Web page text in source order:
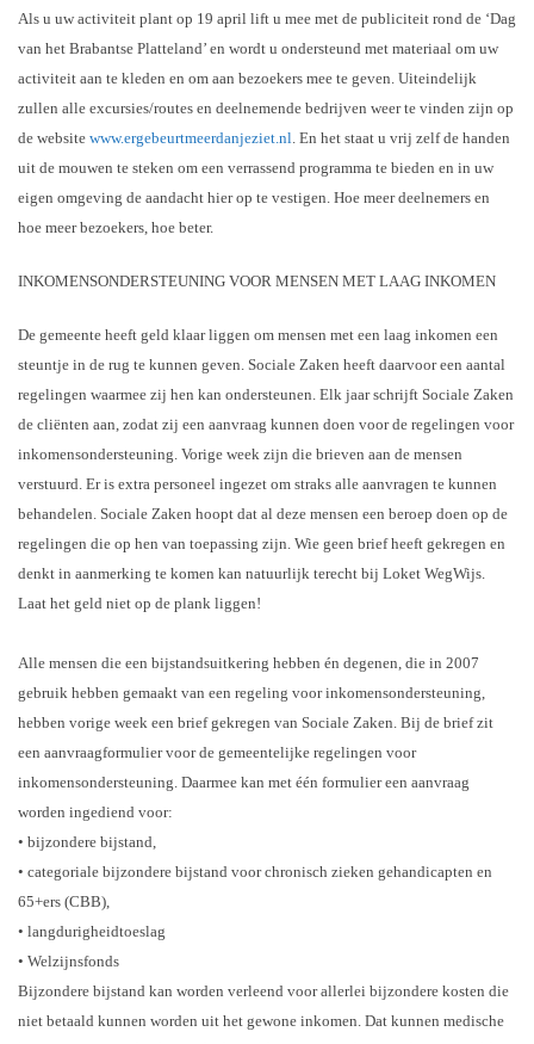
Als u uw activiteit plant op 19 april lift u mee met de publiciteit rond de ‘Dag
van het Brabantse Platteland’ en wordt u ondersteund met materiaal om uw
activiteit aan te kleden en om aan bezoekers mee te geven. Uiteindelijk
zullen alle excursies/routes en deelnemende bedrijven weer te vinden zijn op
de website www.ergebeurtmeerdanjeziet.nl. En het staat u vrij zelf de handen
uit de mouwen te steken om een verrassend programma te bieden en in uw
eigen omgeving de aandacht hier op te vestigen. Hoe meer deelnemers en
hoe meer bezoekers, hoe beter.
INKOMENSONDERSTEUNING VOOR MENSEN MET LAAG INKOMEN
De gemeente heeft geld klaar liggen om mensen met een laag inkomen een
steuntje in de rug te kunnen geven. Sociale Zaken heeft daarvoor een aantal
regelingen waarmee zij hen kan ondersteunen. Elk jaar schrijft Sociale Zaken
de cliënten aan, zodat zij een aanvraag kunnen doen voor de regelingen voor
inkomensondersteuning. Vorige week zijn die brieven aan de mensen
verstuurd. Er is extra personeel ingezet om straks alle aanvragen te kunnen
behandelen. Sociale Zaken hoopt dat al deze mensen een beroep doen op de
regelingen die op hen van toepassing zijn. Wie geen brief heeft gekregen en
denkt in aanmerking te komen kan natuurlijk terecht bij Loket WegWijs.
Laat het geld niet op de plank liggen!
Alle mensen die een bijstandsuitkering hebben én degenen, die in 2007
gebruik hebben gemaakt van een regeling voor inkomensondersteuning,
hebben vorige week een brief gekregen van Sociale Zaken. Bij de brief zit
een aanvraagformulier voor de gemeentelijke regelingen voor
inkomensondersteuning. Daarmee kan met één formulier een aanvraag
worden ingediend voor:
• bijzondere bijstand,
• categoriale bijzondere bijstand voor chronisch zieken gehandicapten en
65+ers (CBB),
• langdurigheidtoeslag
• Welzijnsfonds
Bijzondere bijstand kan worden verleend voor allerlei bijzondere kosten die
niet betaald kunnen worden uit het gewone inkomen. Dat kunnen medische